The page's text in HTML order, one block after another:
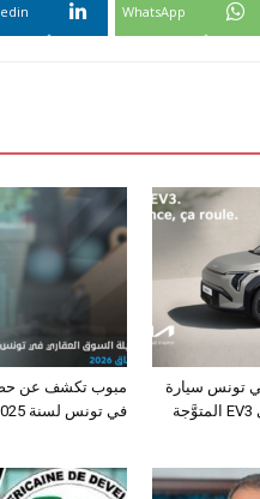
WhatsApp
مبوب تكشف عن
في تونس لسنة 2025
تونس سيارة
الـدفع الرباعي الكهربائي EV3 المتوَّجة